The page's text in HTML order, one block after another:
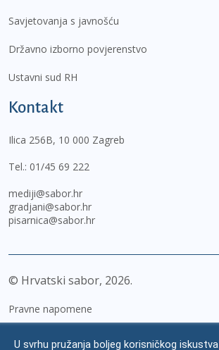
Savjetovanja s javnošću
Državno izborno povjerenstvo
Ustavni sud RH
Kontakt
Ilica 256B, 10 000 Zagreb
Tel.: 01/45 69 222
mediji@sabor.hr
gradjani@sabor.hr
pisarnica@sabor.hr
© Hrvatski sabor, 2026
Pravne napomene
U svrhu pružanja boljeg korisničkog iskustva